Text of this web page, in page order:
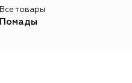
Все товары
Помады